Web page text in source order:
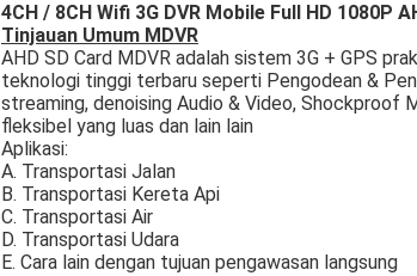
4CH / 8CH Wifi 3G DVR Mobile Full HD 1080P
Tinjauan Umum MDVR
AHD SD Card MDVR adalah sistem 3G + GPS
teknologi tinggi terbaru seperti Pengodean &
streaming, denoising Audio & Video, Shockproof
fleksibel yang luas dan lain lain
Aplikasi:
A. Transportasi Jalan
B. Transportasi Kereta Api
C. Transportasi Air
D. Transportasi Udara
E. Cara lain dengan tujuan pengawasan langsung